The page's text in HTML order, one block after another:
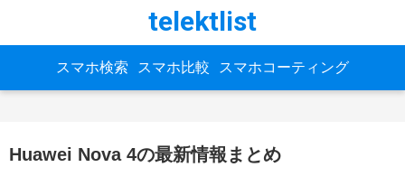
telektlist
スマホ検索 スマホ比較 スマホコーティング
Huawei Nova 4の最新情報まとめ